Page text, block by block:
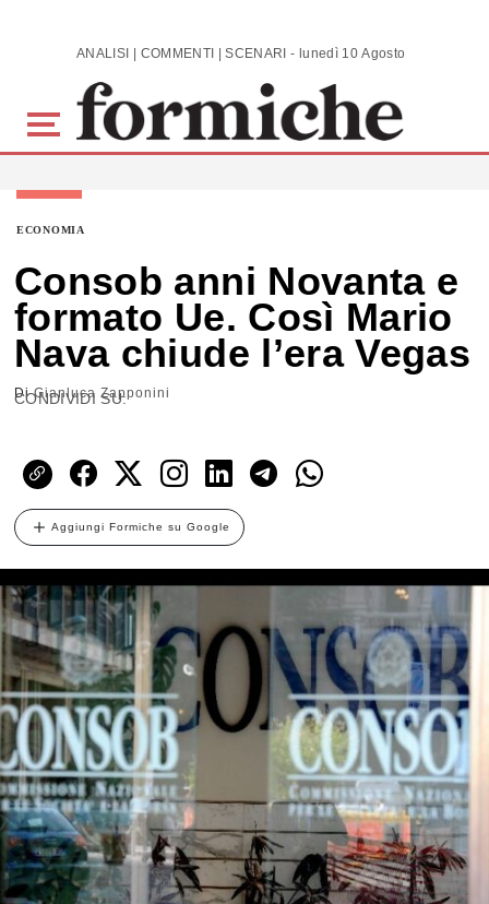
Skip to main content ANALISI | COMMENTI | SCENARI - lunedì 10 Agosto 2026
ECONOMIA
Consob anni Novanta e
formato Ue. Così Mario
Nava chiude l’era Vegas
DiGianluca Zapponini
CONDIVIDI SU:
Aggiungi Formiche su Google